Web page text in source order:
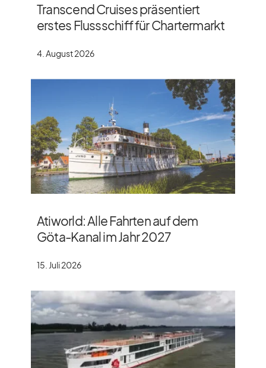
Transcend Cruises präsentiert
erstes Flussschiff für Chartermarkt
4. August 2026
Atiworld: Alle Fahrten auf dem
Göta-Kanal im Jahr 2027
15. Juli 2026